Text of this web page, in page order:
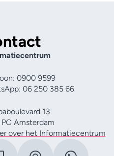
0900 9599
06 250 385 66
13
PC Amsterdam
over het Informatiecentrum